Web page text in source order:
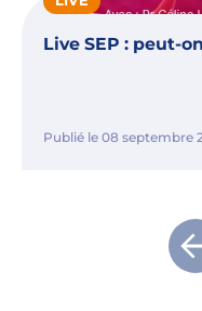
Live SEP : peut-
Publié le 08 septembre